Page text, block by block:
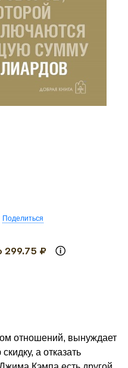
Поделиться
299.75 ₽
отношений, вынуждает
а отказать